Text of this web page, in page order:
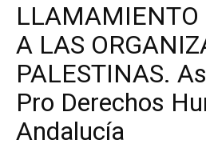
LLAMAMIENTO
A LAS
PALESTINAS.
Pro Derechos
Andalucía